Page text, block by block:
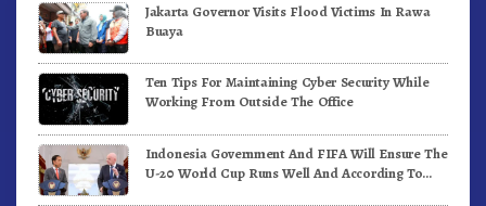
Jakarta Governor Visits Flood Victims In Rawa
Buaya
Ten Tips For Maintaining Cyber Security While
Working From Outside The Office
Indonesia Government And FIFA Will Ensure The
U-20 World Cup Runs Well And According To